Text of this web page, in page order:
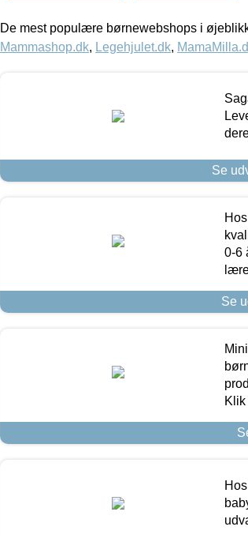
De mest populære børnewebshops i
Mammashop.dk, Legehjulet.dk,
Se
0-6
Se